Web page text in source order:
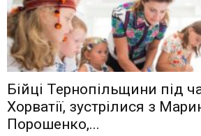
Бійці Тернопільщини під
Хорватії, зустрілися з
Порошенко,...